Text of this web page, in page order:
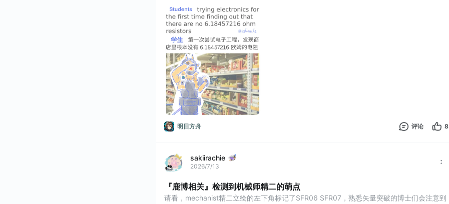
明日方舟 评论 8
sakiirachie
2026/7/13
『鹿博相关』检测到机械师精二的萌点
请看，mechanist精二立绘的左下角标记了SFR06 SFR07，熟悉矢量突破的博士们会注意到